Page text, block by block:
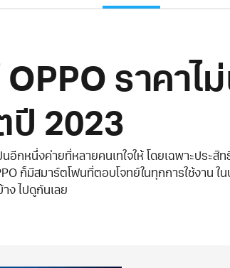
ราคาไ
ปี 2023
อีกหนึ่งค่ายที่หลายคนเทใจให้ โดยเฉพาะประ
ก็มีสมาร์ตโฟนที่ตอบโจทย์ในทุกการใช้งาน ใ
ง ไปดูกันเลย